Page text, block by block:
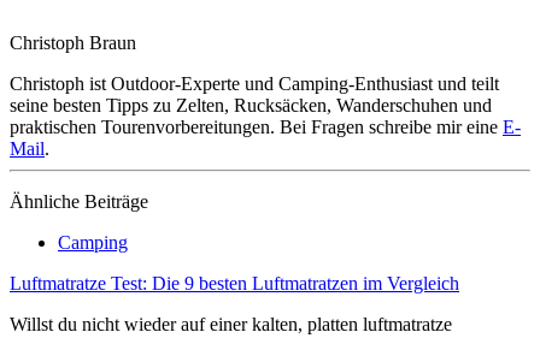
Christoph Braun
Christoph ist Outdoor‑Experte und Camping‑Enthusiast und teilt
seine besten Tipps zu Zelten, Rucksäcken, Wanderschuhen und
praktischen Tourenvorbereitungen. Bei Fragen schreibe mir eine E-
Mail.
Ähnliche Beiträge
Camping
Luftmatratze Test: Die 9 besten Luftmatratzen im Vergleich
Willst du nicht wieder auf einer kalten, platten luftmatratze